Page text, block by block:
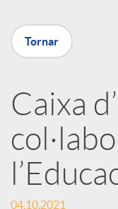
P
u
b
l
i
Tornar
Caixa
04.10.2021